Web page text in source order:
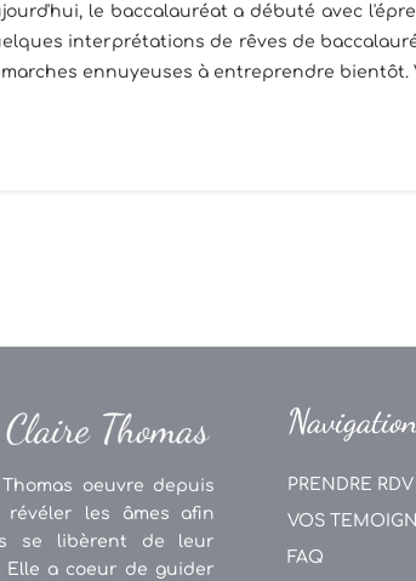
le baccalauréat a débuté avec
interprétations de rêves de
ennuyeuses à entreprendre bientôt.
oeuvre depuis
révéler les âmes afin
se libèrent de leur
Elle a coeur de guider
PRENDRE RDV
VOS
FAQ